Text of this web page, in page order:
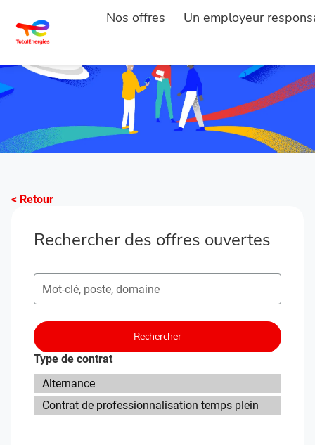
Nos offres Un employeur
< Retour
Rechercher des offres ouvertes
Rechercher des postes ouverts
Rechercher
Type de contrat